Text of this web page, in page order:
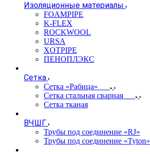
Изоляционные материалы
FOAMPIPE
K-FLEX
ROCKWOOL
URSA
XOTPIPE
ПЕНОПЛЭКС
Сетка
Сетка «Рабица»
Сетка стальная сварная
Сетка тканая
ВЧШГ
Трубы под соединение «RJ»
Трубы под соединение «Tyton»